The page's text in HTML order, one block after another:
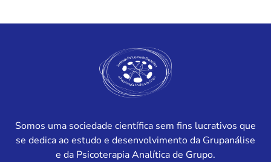
Somos uma sociedade científica sem fins lucrativos que
se dedica ao estudo e desenvolvimento da Grupanálise
e da Psicoterapia Analítica de Grupo.